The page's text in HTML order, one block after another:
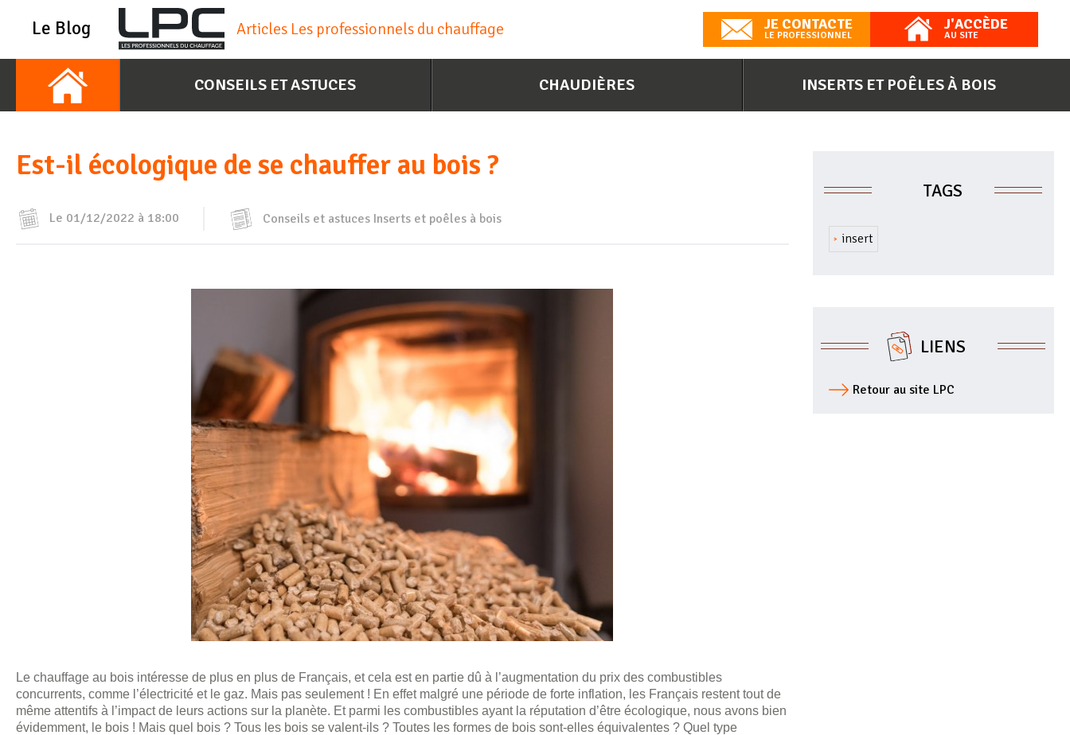
Le Blog Articles Les professionnels du chauffage JE CONTACTE
LE PROFESSIONNEL
J'ACCÈDE
AU SITE
CONSEILS ET ASTUCES CHAUDIÈRES INSERTS ET POÊLES À BOIS
Est-il écologique de se chauffer au bois ?
Le 01/12/2022 à 18:00 Conseils et astuces Inserts et poêles à bois
Le chauffage au bois intéresse de plus en plus de Français, et cela est en partie dû à l’augmentation du prix des combustibles
concurrents, comme l’électricité et le gaz. Mais pas seulement ! En effet malgré une période de forte inflation, les Français restent tout de
même attentifs à l’impact de leurs actions sur la planète. Et parmi les combustibles ayant la réputation d’être écologique, nous avons bien
évidemment, le bois ! Mais quel bois ? Tous les bois se valent-ils ? Toutes les formes de bois sont-elles équivalentes ? Quel type
TAGS
insert
LIENS
Retour au site LPC